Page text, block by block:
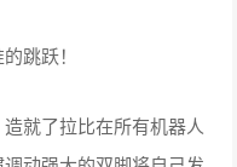
跳跃！
就了拉比在所有机器人